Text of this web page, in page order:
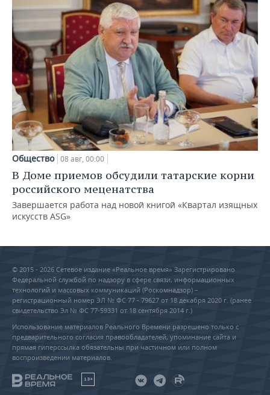
Общество 08 авг, 00:00
В Доме приемов обсудили татарские корни
российского меценатства
Завершается работа над новой книгой «Квартал изящных
искусств ASG»
© 2015 - 2026 Сетевое издание «Реальное время» Зарегистрировано
Федеральной службой по надзору в сфере связи, информационных
технологий и массовых коммуникаций (Роскомнадзор) –
регистрационный номер ЭЛ № ФС 77 - 79627 от 18 декабря 2020 г. (ранее
свидетельство Эл № ФС 77-59331 от 18 сентября 2014 г.)
Использование материалов Реального Времени разрешено только с
предварительного согласия правообладателей, упоминание сайта и
прямая гиперссылка обязательны при частичном или полном
воспроизведении материалов.
18+